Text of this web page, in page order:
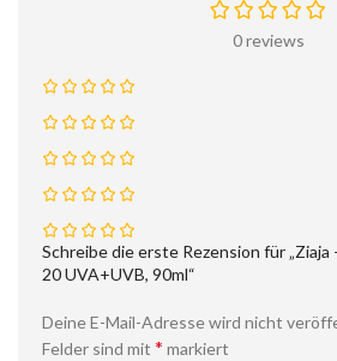
0 reviews
Schreibe die erste Rezension für „Ziaja
20 UVA+UVB, 90ml“
Deine E-Mail-Adresse wird nicht
Felder sind mit * markiert